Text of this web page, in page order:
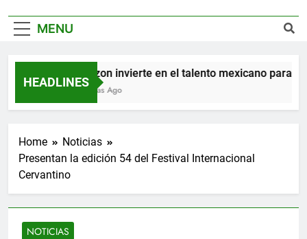
MENU
HEADLINES
Amazon invierte en el talento mexicano para
15 Horas Ago
Home
Noticias
Presentan la edición 54 del Festival Internacional
Cervantino
NOTICIAS